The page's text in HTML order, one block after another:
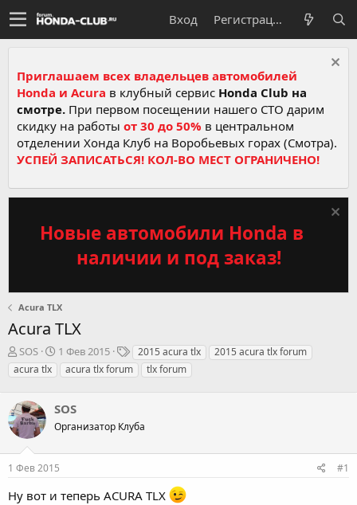
Вход Регистрация
Приглашаем всех владельцев автомобилей
Honda и Acura в клубный сервис Honda Club на
смотре. При первом посещении нашего СТО дарим
скидку на работы от 30 до 50% в центральном
отделении Хонда Клуб на Воробьевых горах (Смотра).
УСПЕЙ ЗАПИСАТЬСЯ! КОЛ-ВО МЕСТ ОГРАНИЧЕНО!
Новые автомобили Honda в
наличии и под заказ!
Acura TLX
Acura TLX
А
в
т
р
т
е
м
ы
SOS
Д
а
н
а
ч
а
л
1 Фев 2015
Т
е
г
2015 acura tlx
2015 acura tlx forum
acura tlx
acura tlx forum tlx forum
SOS
Организатор Клуба
1 Фев 2015 #1
Ну вот и теперь ACURA TLX